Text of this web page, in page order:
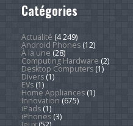
Catégories
Actualité (4 249)
Android Phones(12)
À la une (28)
Computing Hardware (2)
Desktop Computers(1)
Divers(1)
EVs(1)
Home Appliances(1)
Innovation (675)
iPads(1)
iPhones(3)